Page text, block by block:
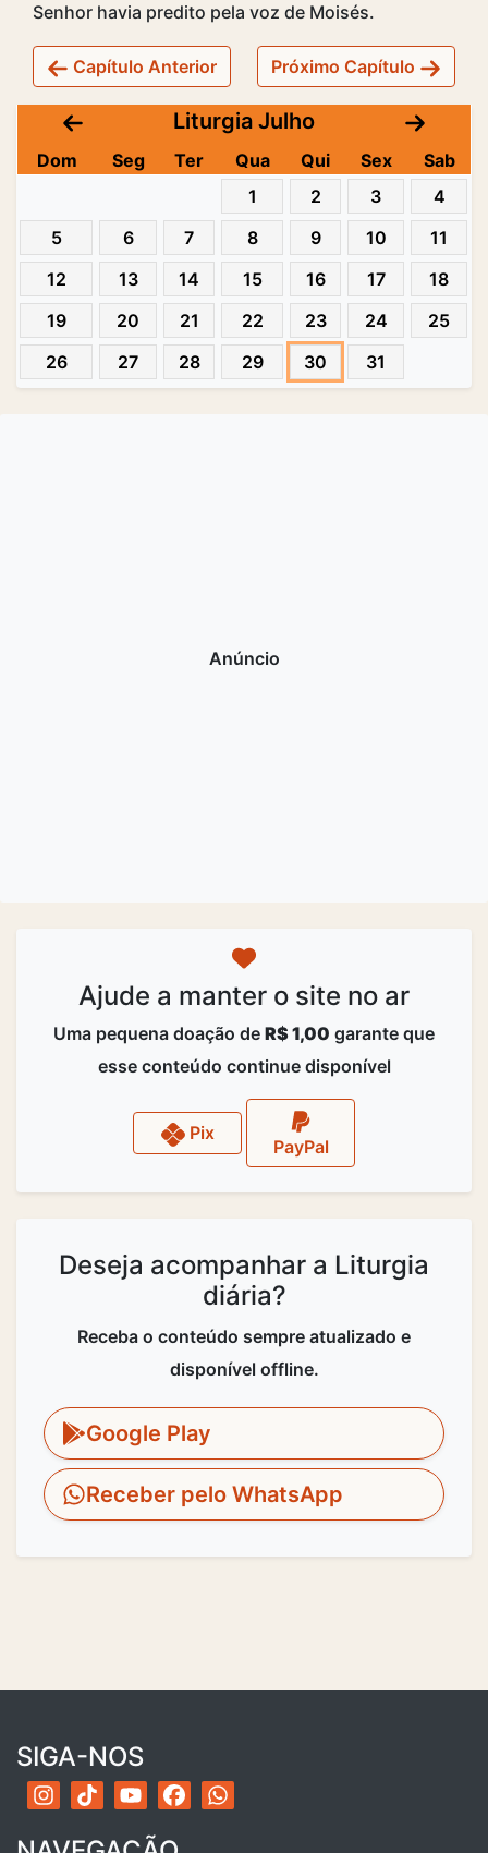
Senhor havia predito pela voz de Moisés.
Capítulo Anterior Próximo Capítulo
Liturgia Julho
Dom Seg Ter Qua Qui Sex
Sab
1
2 3
4
5
6 7 8 9 10
11
12
13 14 15 16 17
18
19
20 21 22 23 24
25
26
27 28 29 30 31
Ajude a manter o site no ar
Uma pequena doação de R$ 1,00 garante que
esse conteúdo continue disponível
Pix
PayPal
Deseja acompanhar a Liturgia
diária?
Receba o conteúdo sempre atualizado e
disponível offline.
Google Play
Receber pelo WhatsApp
SIGA-NOS